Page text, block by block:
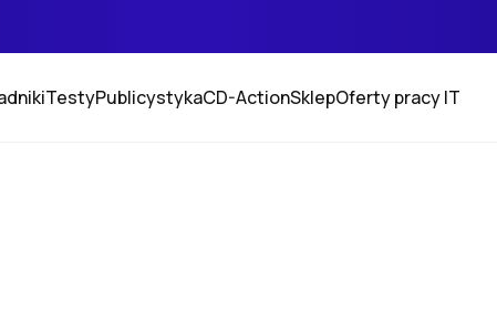
TestyPublicystykaCD-ActionSklepOferty pracy IT